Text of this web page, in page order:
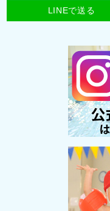
LINEで送る